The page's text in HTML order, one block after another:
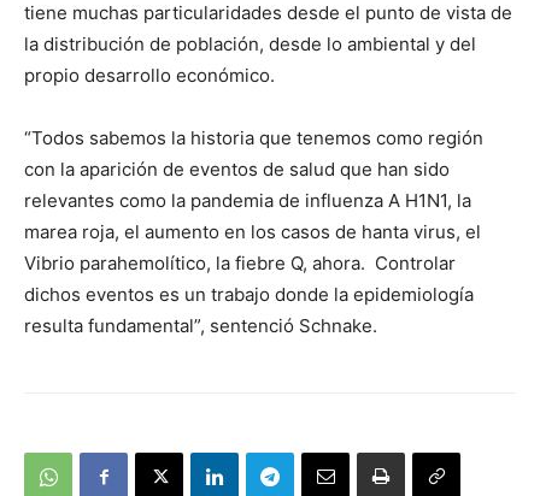
tiene muchas particularidades desde el punto de vista de
la distribución de población, desde lo ambiental y del
propio desarrollo económico.
“Todos sabemos la historia que tenemos como región
con la aparición de eventos de salud que han sido
relevantes como la pandemia de influenza A H1N1, la
marea roja, el aumento en los casos de hanta virus, el
Vibrio parahemolítico, la fiebre Q, ahora. Controlar
dichos eventos es un trabajo donde la epidemiología
resulta fundamental”, sentenció Schnake.